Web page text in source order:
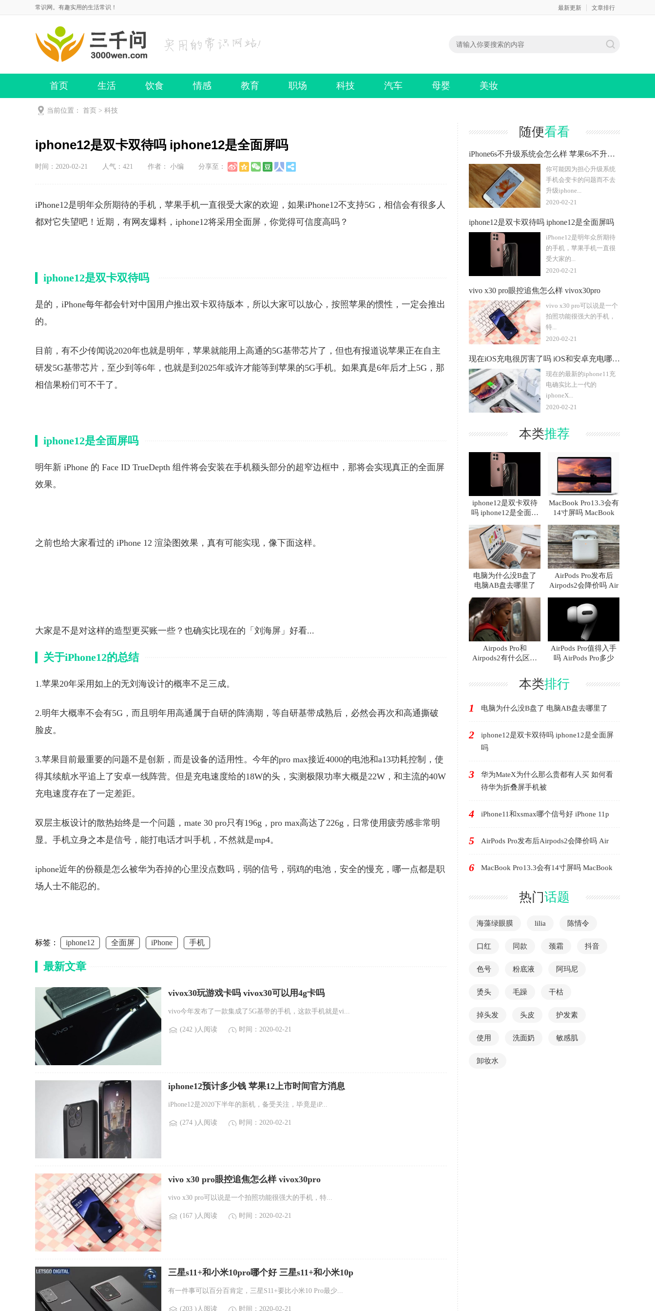
常识网。有趣实用的生活常识！ 最新更新 文章排行
首页 生活 饮食 情感 教育 职场 科技 汽车 母婴 美妆
当前位置： 首页 > 科技
iphone12是双卡双待吗 iphone12是全面屏吗
时间：2020-02-21 人气： 421 作者： 小编 分享至：
iPhone12是明年众所期待的手机，苹果手机一直很受大家的欢迎，如果iPhone12不支持5G，相信会有很多人
都对它失望吧！近期，有网友爆料，iphone12将采用全面屏，你觉得可信度高吗？
iphone12是双卡双待吗
是的，iPhone每年都会针对中国用户推出双卡双待版本，所以大家可以放心，按照苹果的惯性，一定会推出
的。
目前，有不少传闻说2020年也就是明年，苹果就能用上高通的5G基带芯片了，但也有报道说苹果正在自主
研发5G基带芯片，至少到等6年，也就是到2025年或许才能等到苹果的5G手机。如果真是6年后才上5G，那
相信果粉们可不干了。
iphone12是全面屏吗
明年新 iPhone 的 Face ID TrueDepth 组件将会安装在手机额头部分的超窄边框中，那将会实现真正的全面屏
效果。
之前也给大家看过的 iPhone 12 渲染图效果，真有可能实现，像下面这样。
大家是不是对这样的造型更买账一些？也确实比现在的「刘海屏」好看...
关于iPhone12的总结
1.苹果20年采用如上的无刘海设计的概率不足三成。
2.明年大概率不会有5G，而且明年用高通属于自研的阵滴期，等自研基带成熟后，必然会再次和高通撕破
脸皮。
3.苹果目前最重要的问题不是创新，而是设备的适用性。今年的pro max接近4000的电池和a13功耗控制，使
得其续航水平追上了安卓一线阵营。但是充电速度给的18W的头，实测极限功率大概是22W，和主流的40W
充电速度存在了一定差距。
双层主板设计的散热始终是一个问题，mate 30 pro只有196g，pro max高达了226g，日常使用疲劳感非常明
显。手机立身之本是信号，能打电话才叫手机，不然就是mp4。
iphone近年的份额是怎么被华为吞掉的心里没点数吗，弱的信号，弱鸡的电池，安全的慢充，哪一点都是职
场人士不能忍的。
标签： iphone12 全面屏 iPhone 手机
最新文章
vivox30玩游戏卡吗 vivox30可以用4g卡吗
vivo今年发布了一款集成了5G基带的手机，这款手机就是vi...
(242 )人阅读 时间：2020-02-21
iphone12预计多少钱 苹果12上市时间官方消息
iPhone12是2020下半年的新机，备受关注，毕竟是iP...
(274 )人阅读 时间：2020-02-21
vivo x30 pro眼控追焦怎么样 vivox30pro
vivo x30 pro可以说是一个拍照功能很强大的手机，特...
(167 )人阅读 时间：2020-02-21
三星s11+和小米10pro哪个好 三星s11+和小米10p
有一件事可以百分百肯定，三星S11+要比小米10 Pro最少...
(203 )人阅读 时间：2020-02-21
随便看看
iPhone6s不升级系统会怎么样 苹果6s不升级可以一直用
你可能因为担心升级系统
手机会变卡的问题而不去
升级iphone...
2020-02-21
iphone12是双卡双待吗 iphone12是全面屏吗
iPhone12是明年众所期待
的手机，苹果手机一直很
受大家的...
2020-02-21
vivo x30 pro眼控追焦怎么样 vivox30pro
vivo x30 pro可以说是一个
拍照功能很强大的手机，
特...
2020-02-21
现在iOS充电很厉害了吗 iOS和安卓充电哪个强
现在的最新的iphone11充
电确实比上一代的
iphoneX...
2020-02-21
本类推荐
iphone12是双卡双待
吗 iphone12是全面屏
MacBook Pro13.3会有
14寸屏吗 MacBook
电脑为什么没B盘了
电脑AB盘去哪里了
AirPods Pro发布后
Airpods2会降价吗 Air
Airpods Pro和
Airpods2有什么区别
AirPods Pro值得入手
吗 AirPods Pro多少
本类排行
1 电脑为什么没B盘了 电脑AB盘去哪里了
2
iphone12是双卡双待吗 iphone12是全面屏
吗
3
华为MateX为什么那么贵都有人买 如何看
待华为折叠屏手机被
4 iPhone11和xsmax哪个信号好 iPhone 11p
5 AirPods Pro发布后Airpods2会降价吗 Air
6 MacBook Pro13.3会有14寸屏吗 MacBook
热门话题
海藻绿眼膜 lilia 陈情令
口红 同款 颈霜 抖音
色号 粉底液 阿玛尼
烫头 毛躁 干枯
掉头发 头皮 护发素
使用 洗面奶 敏感肌
卸妆水